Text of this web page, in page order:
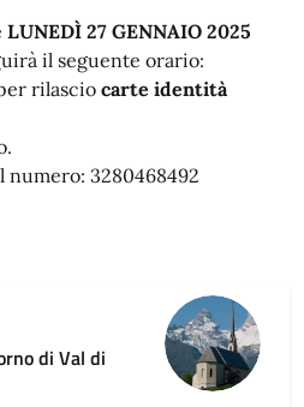
LUNEDÌ 27 GENNAIO 2025
il seguente orario:
rilascio carte identità
3280468492
di Val di